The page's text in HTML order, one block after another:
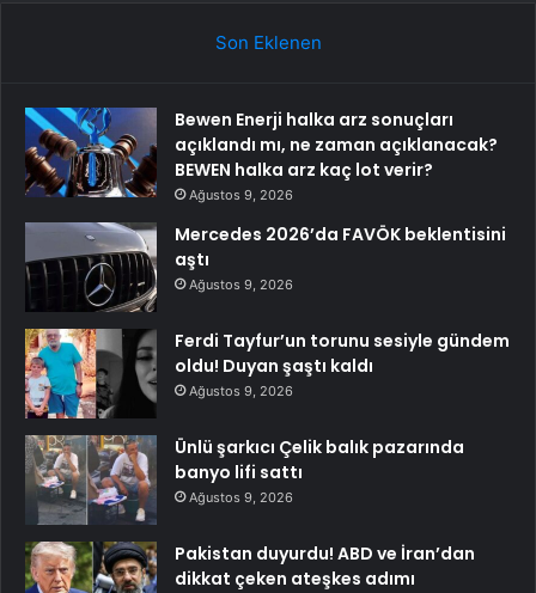
Son Eklenen
Bewen Enerji halka arz sonuçları
açıklandı mı, ne zaman açıklanacak?
BEWEN halka arz kaç lot verir?
Ağustos 9, 2026
Mercedes 2026’da FAVÖK beklentisini
aştı
Ağustos 9, 2026
Ferdi Tayfur’un torunu sesiyle gündem
oldu! Duyan şaştı kaldı
Ağustos 9, 2026
Ünlü şarkıcı Çelik balık pazarında
banyo lifi sattı
Ağustos 9, 2026
Pakistan duyurdu! ABD ve İran’dan
dikkat çeken ateşkes adımı